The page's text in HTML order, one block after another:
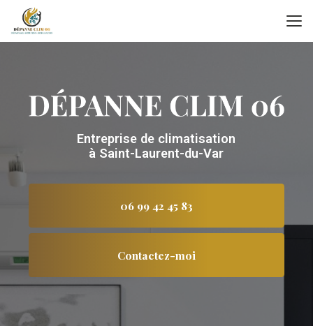
contenu
Entreprise de climatisation
à Saint-Laurent-du-Var
06 99 42 45 83
Contactez-moi